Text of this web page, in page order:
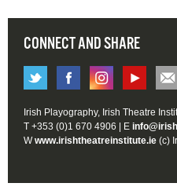
CONNECT AND SHARE
Irish Playography, Irish Theatre
T +353 (0)1 670 4906 | E
Wwww.irishtheatreinstitute.ie (c)